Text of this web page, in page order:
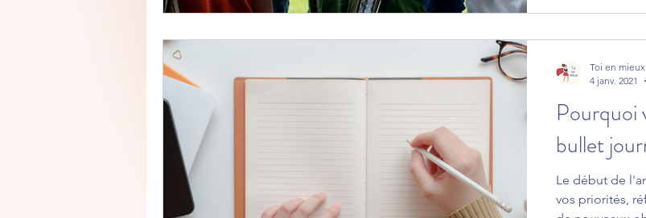
Pourquoi
bullet
Le début de
vos priorités,
Toi en mieux
4 janv. 2021